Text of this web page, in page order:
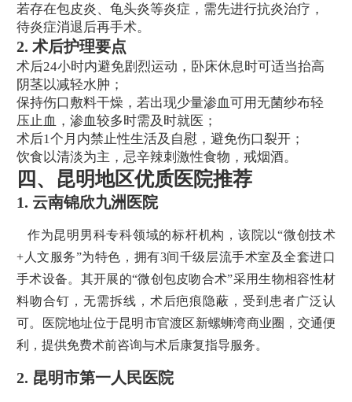
若存在包皮炎、龟头炎等炎症，需先进行抗炎治疗，
待炎症消退后再手术。
2. 术后护理要点
术后24小时内避免剧烈运动，卧床休息时可适当抬高
阴茎以减轻水肿；
保持伤口敷料干燥，若出现少量渗血可用无菌纱布轻
压止血，渗血较多时需及时就医；
术后1个月内禁止性生活及自慰，避免伤口裂开；
饮食以清淡为主，忌辛辣刺激性食物，戒烟酒。
四、昆明地区优质医院推荐
1. 云南锦欣九洲医院
作为昆明男科专科领域的标杆机构，该院以“微创技术
+人文服务”为特色，拥有3间千级层流手术室及全套进口
手术设备。其开展的“微创包皮吻合术”采用生物相容性材
料吻合钉，无需拆线，术后疤痕隐蔽，受到患者广泛认
可。医院地址位于昆明市官渡区新螺蛳湾商业圈，交通便
利，提供免费术前咨询与术后康复指导服务。
2. 昆明市第一人民医院